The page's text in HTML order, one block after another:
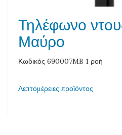
Τηλέφωνο
Μαύρο
Κωδικός 690007MB 1 ροή
Λεπτομέρειες προϊόντος